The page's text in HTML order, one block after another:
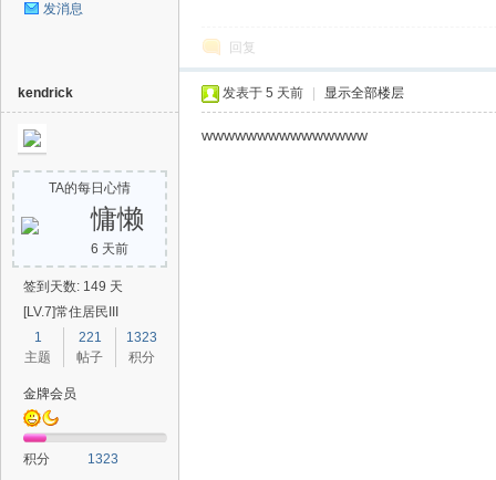
发消息
回复
kendrick
TA的每日心情
慵懒
6 天前
签到天数: 149 天
[LV.7]常住居民III
1
主题
221
帖子
1323
积分
金牌会员
积分
1323
发表于 5 天前 显示全部楼层
wwwwwwwwwwwwwww